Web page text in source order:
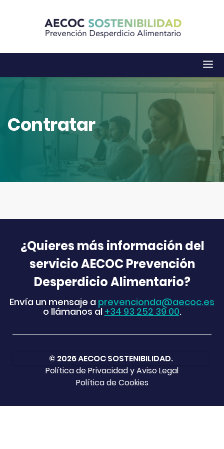
Contratar
¿Quieres más información del
servicio AECOC Prevención
Desperdicio Alimentario?
Envía un mensaje a prevencionda@aecoc.es
o llámanos al +34 93 252 39 00.
© 2026 AECOC SOSTENIBILIDAD.
Política de Privacidad y Aviso Legal
Política de Cookies